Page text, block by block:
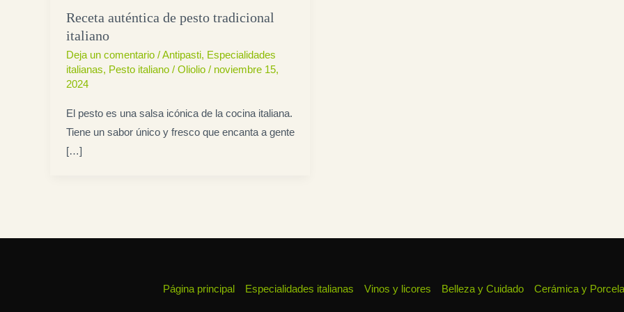
Receta auténtica de pesto tradicional
italiano
Deja un comentario /Antipasti, Especialidades
italianas, Pesto italiano/ Oliolio / noviembre 15,
2024
El pesto es una salsa icónica de la cocina italiana.
Tiene un sabor único y fresco que encanta a gente
[…]
Página principal Especialidades italianas Vinos y licores Belleza y Cuidado Cerámica y